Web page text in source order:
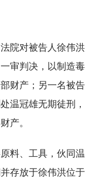
院对被告人徐伟洪
审判决，以制造毒
财产；另一名被告
温冠雄无期徒刑，
产。
料、工具，伙同温
存放于徐伟洪位于